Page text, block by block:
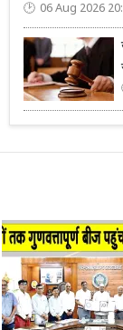
06 Aug 2026